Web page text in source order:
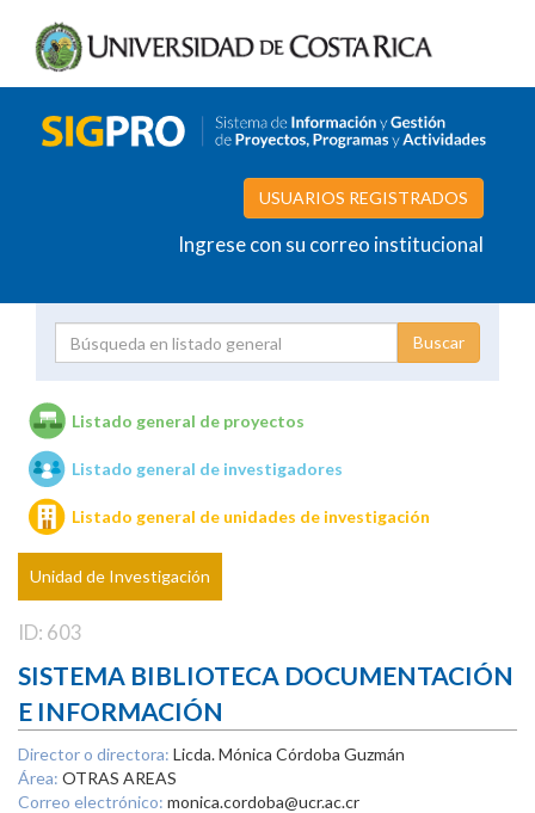
USUARIOS REGISTRADOS
Ingrese con su correo institucional
Unidades de investigación
Listado general de proyectos
Listado general de investigadores
Listado general de unidades de investigación
Unidad de Investigación
ID: 603
SISTEMA BIBLIOTECA DOCUMENTACIÓN
E INFORMACIÓN
Director o directora: Licda. Mónica Córdoba Guzmán
Área: OTRAS AREAS
Correo electrónico: monica.cordoba@ucr.ac.cr